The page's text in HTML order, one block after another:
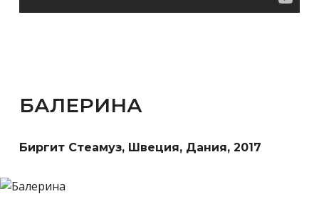
БАЛЕРИНА
Биргит Стеамуз, Швеция, Дания, 2017